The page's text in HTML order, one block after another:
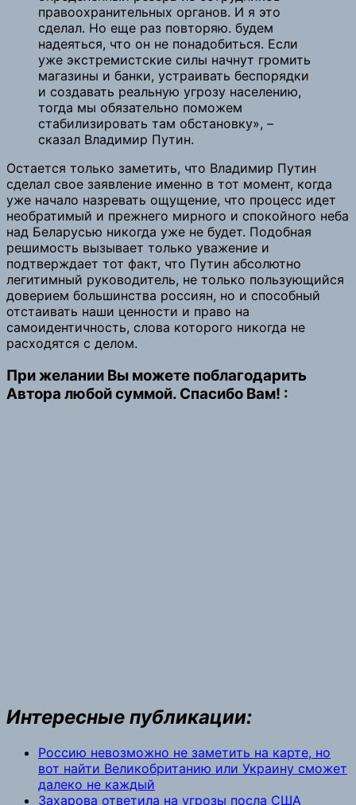
правоохранительных органов. И я это
сделал. Но еще раз повторяю. будем
надеяться, что он не понадобиться. Если
уже экстремистские силы начнут громить
магазины и банки, устраивать беспорядки
и создавать реальную угрозу населению,
тогда мы обязательно поможем
стабилизировать там обстановку», –
сказал Владимир Путин.
Остается только заметить, что Владимир Путин
сделал свое заявление именно в тот момент, когда
уже начало назревать ощущение, что процесс идет
необратимый и прежнего мирного и спокойного неба
над Беларусью никогда уже не будет. Подобная
решимость вызывает только уважение и
подтверждает тот факт, что Путин абсолютно
легитимный руководитель, не только пользующийся
доверием большинства россиян, но и способный
отстаивать наши ценности и право на
самоидентичность, слова которого никогда не
расходятся с делом.
При желании Вы можете поблагодарить
Автора любой суммой. Спасибо Вам! :
Интересные публикации:
Россию невозможно не заметить на карте, но
вот найти Великобританию или Украину сможет
далеко не каждый
Захарова ответила на угрозы посла США